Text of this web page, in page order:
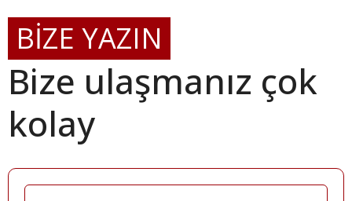
BİZE YAZIN
Bize ulaşmanız çok
kolay